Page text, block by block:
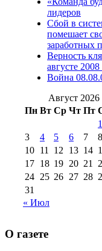
(15)№98 1
августа 2016 г
№98 8 августа
августа
2017 г(9)
2016 г(12)
августа 2012
августа 2013 г
лидеров
Сбой в
помешает
заработных
Верность
августе 2008
Война
Август 2026
Пн Вт Ср Чт Пт
1
3
4 5 6 7 8
10 11 12 13 14
17 18 19 20 21
24 25 26 27 28
31
« Июл
О газете